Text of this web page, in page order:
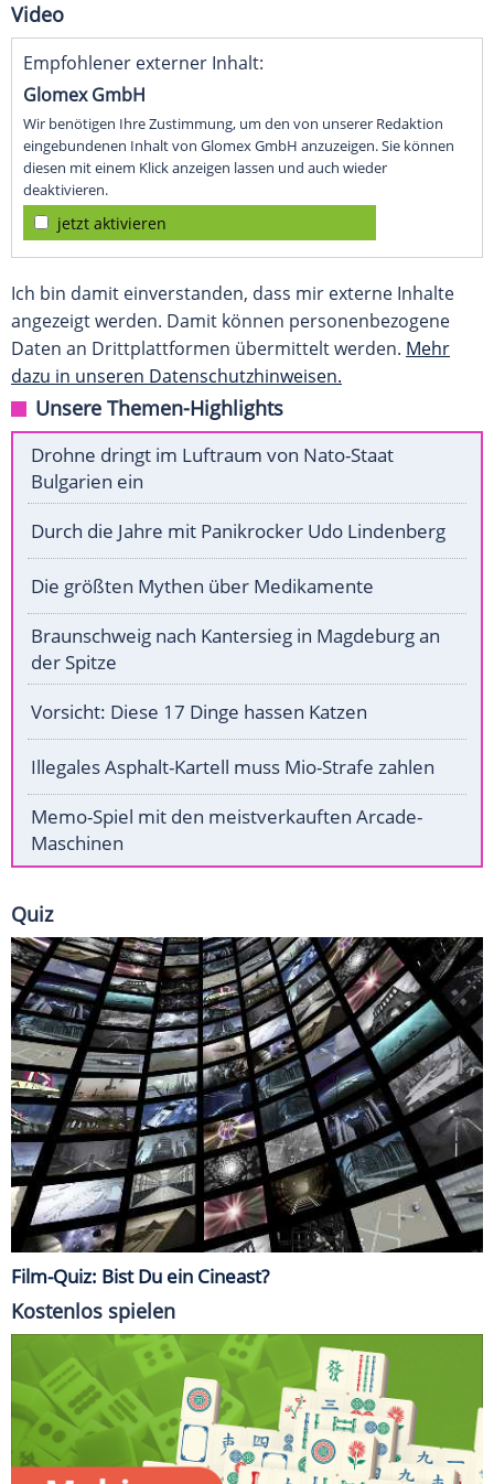
Video
Empfohlener externer Inhalt:
Glomex GmbH
Wir benötigen Ihre Zustimmung, um den von unserer Redaktion
eingebundenen Inhalt von Glomex GmbH anzuzeigen. Sie können
diesen mit einem Klick anzeigen lassen und auch wieder
deaktivieren.
jetzt aktivieren
Ich bin damit einverstanden, dass mir externe Inhalte
angezeigt werden. Damit können personenbezogene
Daten an Drittplattformen übermittelt werden. Mehr
dazu in unseren Datenschutzhinweisen.
Unsere Themen-Highlights
Drohne dringt im Luftraum von Nato-Staat
Bulgarien ein
Durch die Jahre mit Panikrocker Udo Lindenberg
Die größten Mythen über Medikamente
Braunschweig nach Kantersieg in Magdeburg an
der Spitze
Vorsicht: Diese 17 Dinge hassen Katzen
Illegales Asphalt-Kartell muss Mio-Strafe zahlen
Memo-Spiel mit den meistverkauften Arcade-
Maschinen
Quiz
Film-Quiz: Bist Du ein Cineast?
Kostenlos spielen